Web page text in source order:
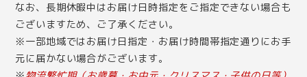
なお、長期休暇中はお届け日時指定をご指定できない場合も
ございますため、ご了承ください。
※一部地域ではお届け日指定・お届け時間帯指定通りにお手
元に届かない場合がございます。